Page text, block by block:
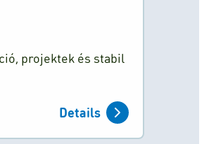
projektek és stabil
Details